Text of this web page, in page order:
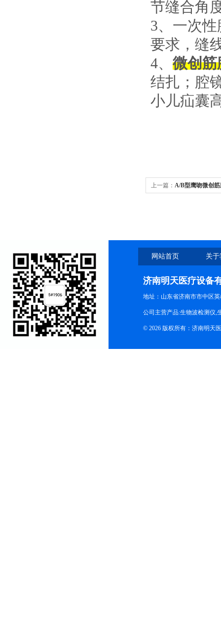
节缝合角
3、一次
要求，缝
4、 微创
结扎；腔
小儿疝囊
上一篇： A/B型鹰吻微创
网站首页 关
济南明天医疗设备
地址：山东省济南市市中区
公司主营产品:生物波检测仪,
© 2026 版权所有：济南明天